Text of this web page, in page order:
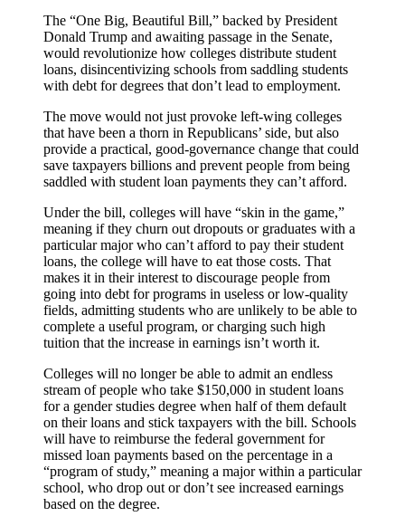
The “One Big, Beautiful Bill,” backed by President
Donald Trump and awaiting passage in the Senate,
would revolutionize how colleges distribute student
loans, disincentivizing schools from saddling students
with debt for degrees that don’t lead to employment.
The move would not just provoke left-wing colleges
that have been a thorn in Republicans’ side, but also
provide a practical, good-governance change that could
save taxpayers billions and prevent people from being
saddled with student loan payments they can’t afford.
Under the bill, colleges will have “skin in the game,”
meaning if they churn out dropouts or graduates with a
particular major who can’t afford to pay their student
loans, the college will have to eat those costs. That
makes it in their interest to discourage people from
going into debt for programs in useless or low-quality
fields, admitting students who are unlikely to be able to
complete a useful program, or charging such high
tuition that the increase in earnings isn’t worth it.
Colleges will no longer be able to admit an endless
stream of people who take $150,000 in student loans
for a gender studies degree when half of them default
on their loans and stick taxpayers with the bill. Schools
will have to reimburse the federal government for
missed loan payments based on the percentage in a
“program of study,” meaning a major within a particular
school, who drop out or don’t see increased earnings
based on the degree.